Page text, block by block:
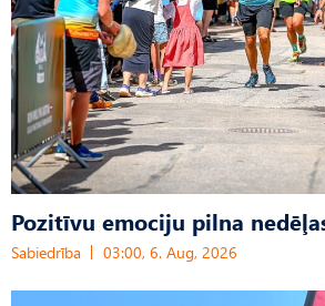
Pozitīvu emociju pilna
Sabiedrība 03:00, 6. Aug, 2026